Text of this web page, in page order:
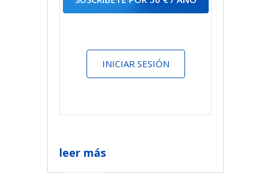
INICIAR SESIÓN
leer más